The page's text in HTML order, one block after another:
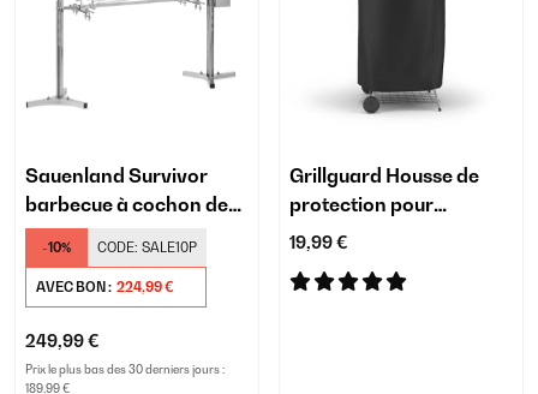
Sauenland Survivor
barbecue à cochon de
lait
-10% CODE: SALE10P
AVEC BON : 224,99 €
249,99 €
Prix le plus bas des 30 derniers jours :
189,99 €
Grillguard Housse de
protection pour
barbecues sphériques
19,99 €